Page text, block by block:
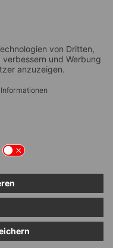
|Information zur
2026